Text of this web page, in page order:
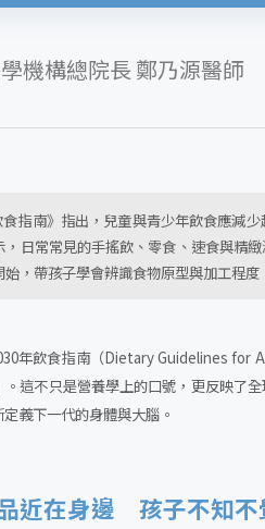
機構總院長 鄭乃源醫師
食指南》指出，兒童與青少年飲食應減
，日常常見的手搖飲、零食、速食與精
，帶孩子學會辨識食物原型與加工程
年飲食指南（Dietary Guidelines for
這不只是營養學上的口號，更反映了
義下一代的身體與大腦。
近在身邊 孩子不知不